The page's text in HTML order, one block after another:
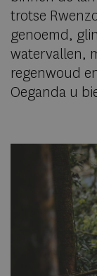
trotse
genoemd,
watervallen,
regenwoud
Oeganda u